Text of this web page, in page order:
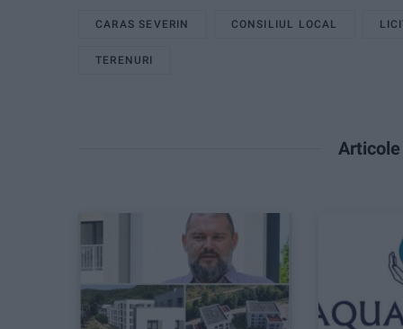
CARAS SEVERIN CONSILIUL LOCAL
TERENURI